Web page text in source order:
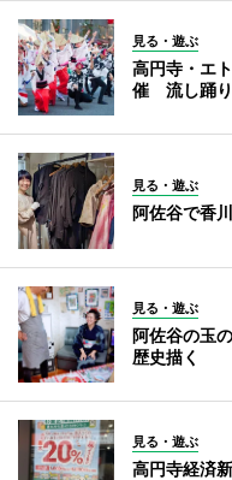
見る・遊ぶ
高円寺・エ
催 流し踊り
見る・遊ぶ
阿佐谷で香
見る・遊ぶ
阿佐谷の玉
歴史描く
見る・遊ぶ
高円寺経済